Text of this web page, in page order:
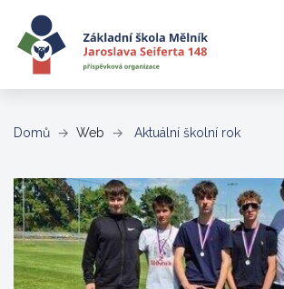
Domů Web Aktuální školní rok(aktuální)